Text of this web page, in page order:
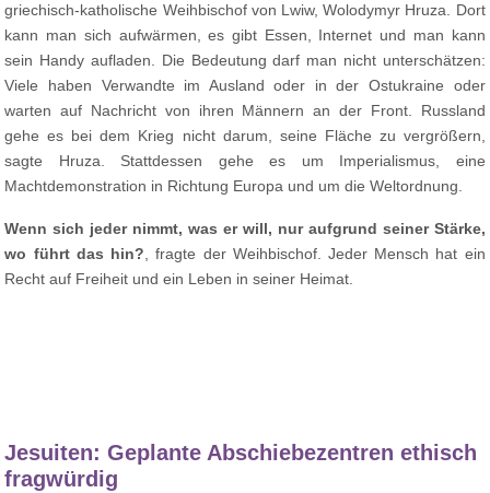
griechisch-katholische Weihbischof von Lwiw, Wolodymyr Hruza. Dort
kann man sich aufwärmen, es gibt Essen, Internet und man kann
sein Handy aufladen. Die Bedeutung darf man nicht unterschätzen:
Viele haben Verwandte im Ausland oder in der Ostukraine oder
warten auf Nachricht von ihren Männern an der Front. Russland
gehe es bei dem Krieg nicht darum, seine Fläche zu vergrößern,
sagte Hruza. Stattdessen gehe es um Imperialismus, eine
Machtdemonstration in Richtung Europa und um die Weltordnung.
Wenn sich jeder nimmt, was er will, nur aufgrund seiner Stärke,
wo führt das hin?, fragte der Weihbischof. Jeder Mensch hat ein
Recht auf Freiheit und ein Leben in seiner Heimat.
Jesuiten: Geplante Abschiebezentren ethisch
fragwürdig